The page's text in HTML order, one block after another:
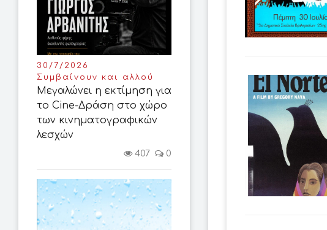
30/7/2026
Συμβαίνουν και αλλού
Μεγαλώνει η εκτίμηση για
το Cine-Δράση στο χώρο
των κινηματογραφικών
λεσχών
407 0